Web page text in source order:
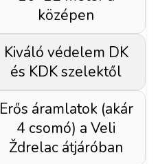
középen
Kiváló védelem DK
és KDK szelektől
Erős áramlatok (akár
4 csomó) a Veli
Ždrelac átjáróban